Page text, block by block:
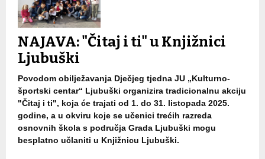
NAJAVA: "Čitaj i ti" u Knjižnici
Ljubuški
Povodom obilježavanja Dječjeg tjedna JU „Kulturno-
športski centar“ Ljubuški organizira tradicionalnu akciju
"Čitaj i ti", koja će trajati od 1. do 31. listopada 2025.
godine, a u okviru koje se učenici trećih razreda
osnovnih škola s područja Grada Ljubuški mogu
besplatno učlaniti u Knjižnicu Ljubuški.